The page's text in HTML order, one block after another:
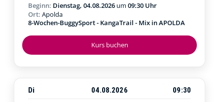
Kurs buchen
Beginn: Dienstag, 04.08.2026 um 09:30 Uhr
Ort: Apolda
8-Wochen-BuggySport - KangaTrail - Mix in APOLDA
Di 04.08.2026
09:30